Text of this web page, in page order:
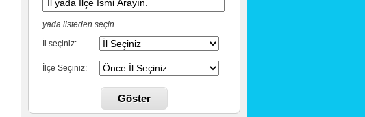
yada listeden seçin.
İl seçiniz:
İlçe Seçiniz:
Göster